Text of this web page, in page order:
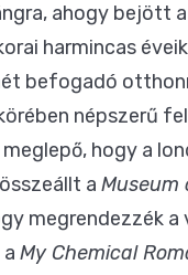
ahogy bejött a
harmincas
befogadó
népszerű
hogy a
a Museum
megrendezzék a
My Chemical